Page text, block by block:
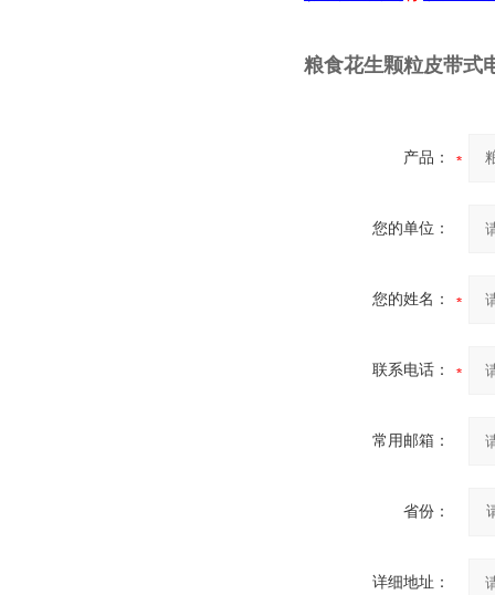
粮食花生颗粒皮带式
产品：
您的单位：
您的姓名：
联系电话：
常用邮箱：
省份：
详细地址：